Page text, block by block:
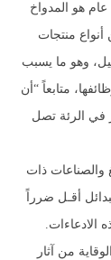
هو المدواخ
منتجات
وهو ما يسبب
متابعاً “أن
في الرئة تصل
والصناعات ذات
أقـل ضرراً
الادعاءات.
من آثار